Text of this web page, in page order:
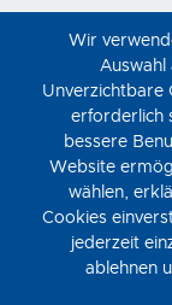
Wir
Auswahl
Unverzichtbare
erforderlich
bessere
Website
wählen,
Cookies
jederzeit
ablehnen